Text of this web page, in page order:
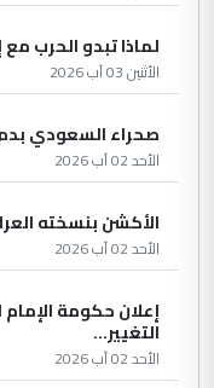
لماذا تبدو الحرب
الأثنين 03 آب 2026
صحراء السعودي
الأحد 02 آب 2026
الأكشن بنسخته
الأحد 02 آب 2026
إعلان حكومة الإمام
التغيير...
الأحد 02 آب 2026